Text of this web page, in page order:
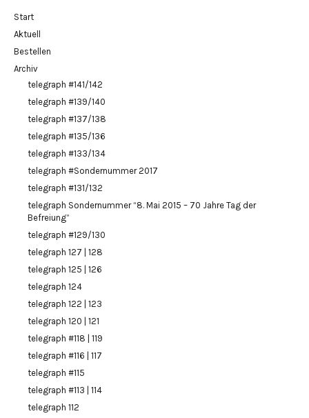
Start
Aktuell
Bestellen
Archiv
telegraph #141/142
telegraph #139/140
telegraph #137/138
telegraph #135/136
telegraph #133/134
telegraph #Sondernummer 2017
telegraph #131/132
telegraph Sondernummer “8. Mai 2015 – 70 Jahre Tag der
Befreiung”
telegraph #129/130
telegraph 127 | 128
telegraph 125 | 126
telegraph 124
telegraph 122 | 123
telegraph 120 | 121
telegraph #118 | 119
telegraph #116 | 117
telegraph #115
telegraph #113 | 114
telegraph 112